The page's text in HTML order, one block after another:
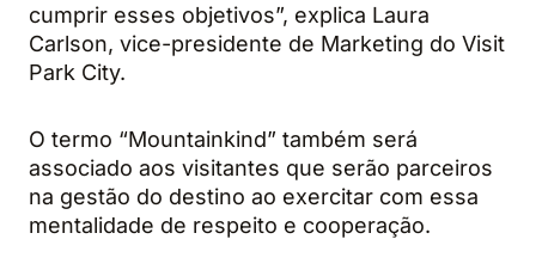
cumprir esses objetivos”, explica Laura
Carlson, vice-presidente de Marketing do Visit
Park City.
O termo “Mountainkind” também será
associado aos visitantes que serão parceiros
na gestão do destino ao exercitar com essa
mentalidade de respeito e cooperação.